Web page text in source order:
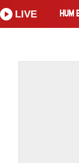
HUM
LIVE